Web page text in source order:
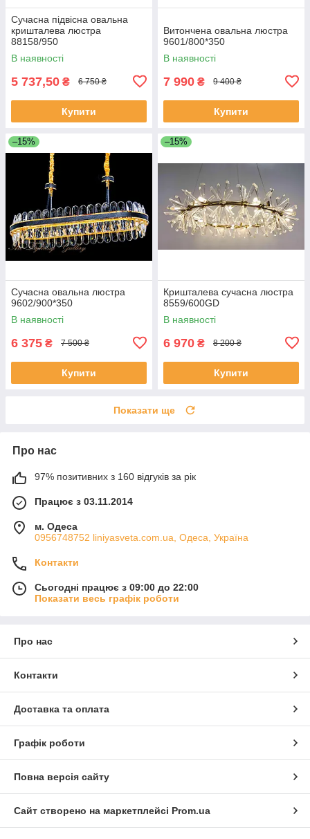
Сучасна підвісна овальна
кришталева люстра
88158/950
В наявності
5 737,50 ₴ 6 750 ₴
Купити
Витончена овальна люстра
9601/800*350
В наявності
7 990 ₴ 9 400 ₴
Купити
–15%
Сучасна овальна люстра
9602/900*350
В наявності
6 375 ₴ 7 500 ₴
Купити
–15%
Кришталева сучасна люстра
8559/600GD
В наявності
6 970 ₴ 8 200 ₴
Купити
Показати ще
Про нас
97% позитивних з 160 відгуків за рік
Працює з 03.11.2014
м. Одеса
0956748752 liniyasveta.com.ua, Одеса, Україна
Контакти
Сьогодні працює з 09:00 до 22:00
Показати весь графік роботи
Про нас
Контакти
Доставка та оплата
Графік роботи
Повна версія сайту
Сайт створено на маркетплейсі Prom.ua